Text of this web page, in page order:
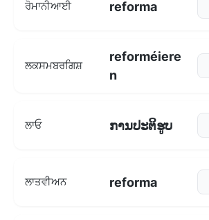
ਰੋਮਾਨੀਆਈ reforma
ਲਕਸਮਬਰਗਿਸ਼
reforméiere
n
ਲਾਓ ການປະຕິຮູບ
ਲਾਤਵੀਅਨ reforma